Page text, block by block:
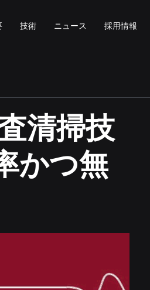
技術 ニュース 採用情報
清掃技
かつ無